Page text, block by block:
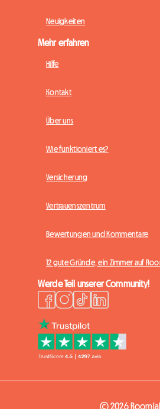
Neuigkeiten
Mehr erfahren
Hilfe
Kontakt
Über uns
Wie funktioniert es?
Versicherung
Vertrauenszentrum
Bewertungen und Kommentare
12 gute Gründe, ein Zimmer auf
Werde Teil unserer Community!
© 2026